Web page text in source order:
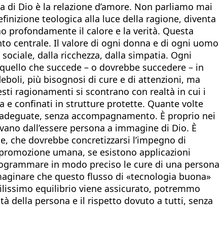
Dio è la relazione d’amore. Non parliamo mai
teologica alla luce della ragione, diventa
profondamente il calore e la verità. Questa
centrale. Il valore di ogni donna e di ogni uomo
dalla ricchezza, dalla simpatia. Ogni
che succede – o dovrebbe succedere – in
più bisognosi di cure e di attenzioni, ma
ragionamenti si scontrano con realtà in cui i
e confinati in strutture protette. Quante volte
senza accompagnamento. È proprio nei
dall’essere persona a immagine di Dio. È
che dovrebbe concretizzarsi l’impegno di
umana, se esistono applicazioni
in modo preciso le cure di una persona
che questo flusso di «tecnologia buona»
equilibrio viene assicurato, potremmo
della persona e il rispetto dovuto a tutti, senza